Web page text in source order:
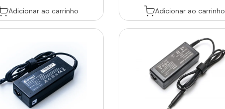
Adicionar ao carrinho Adicionar ao carrinho